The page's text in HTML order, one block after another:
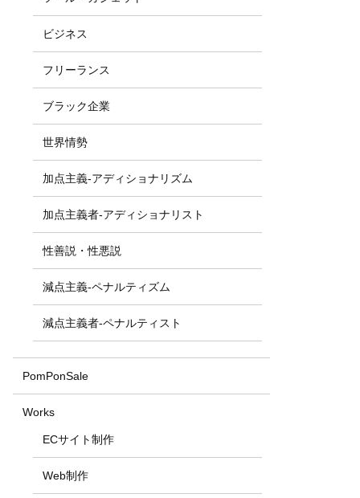
ビジネス
フリーランス
ブラック企業
世界情勢
加点主義-アディショナリズム
加点主義者-アディショナリスト
性善説・性悪説
減点主義-ペナルティズム
減点主義者-ペナルティスト
PomPonSale
Works
ECサイト制作
Web制作